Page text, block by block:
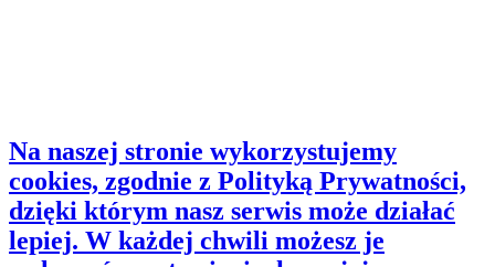
Na naszej stronie wykorzystujemy
cookies, zgodnie z Polityką Prywatności,
dzięki którym nasz serwis może działać
lepiej. W każdej chwili możesz je